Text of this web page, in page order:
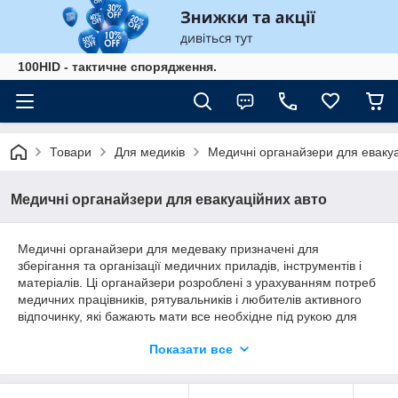
100HID - тактичне спорядження.
Товари Для медиків Медичні органайзери для
Медичні органайзери для евакуаційних авто
Медичні органайзери для медеваку призначені для
зберігання та організації медичних приладів, інструментів і
матеріалів. Ці органайзери розроблені з урахуванням потреб
медичних працівників, рятувальників і любителів активного
відпочинку, які бажають мати все необхідне під рукою для
Основні переваги:
оснащені багатьма відділеннями і кишенями, що
Показати все